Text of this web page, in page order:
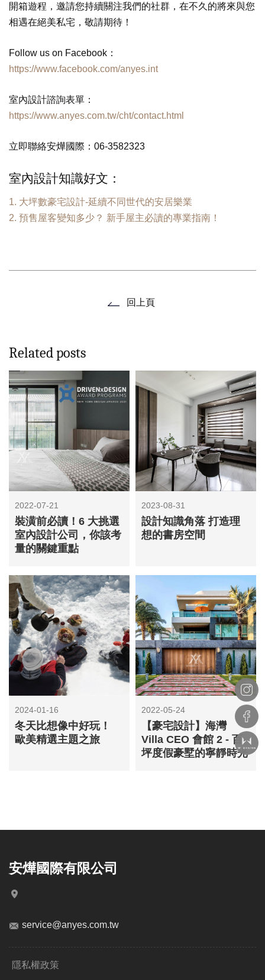
開箱遊程，邀請您持續關注我們的社群，在不久的將來與您
相遇在絕美私宅，敬請期待！
Follow us on Facebook：
https://www.facebook.com/anyes.int
室內設計諮詢表單：
https://www.anyes.com.tw/cht/contact.html
立即聯絡安燁國際 ：06-3582323
室內設計知識好文：
1. 大坪數豪宅設計-延續不同世代的安居樂業
2. 預售屋客變知多少？ 新手屋主必讀的專業指南！
回上頁
Related posts
2022-07-21
裝潢前必讀！6 大挑選
室內設計公司，你該考
量的關鍵重點
2023-08-31
設計知識角落 打造理
想的書房空間
2024-01-16
冬天比想像中好玩！
歐美精選主題之旅
2022-05-24
【豪宅設計】海灣
Villa CEO 會館 2 - 百
坪度假豪墅的寧靜時光
安燁國際有限公司
service@anyes.com.tw
隱私權政策